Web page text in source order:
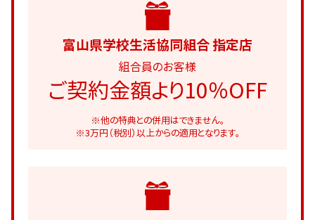
富山県学校生活協同組合 指定店
組合員のお客様
ご契約金額より10％OFF
※他の特典との併用はできません。
※3万円（税別）以上からの適用となります。